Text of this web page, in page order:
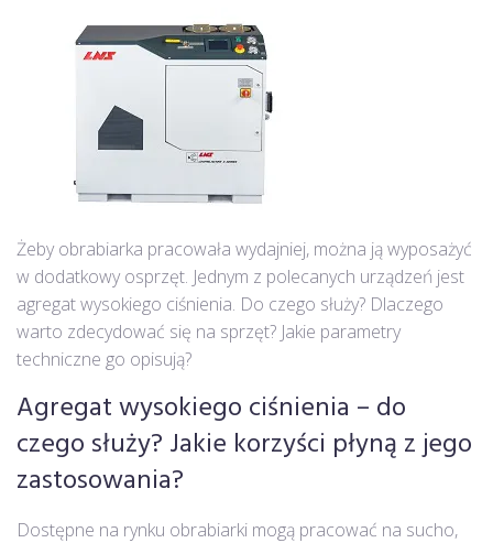
Żeby obrabiarka pracowała wydajniej, można ją wyposażyć
w dodatkowy osprzęt. Jednym z polecanych urządzeń jest
agregat wysokiego ciśnienia. Do czego służy? Dlaczego
warto zdecydować się na sprzęt? Jakie parametry
techniczne go opisują?
Agregat wysokiego ciśnienia – do
czego służy? Jakie korzyści płyną z jego
zastosowania?
Dostępne na rynku obrabiarki mogą pracować na sucho,